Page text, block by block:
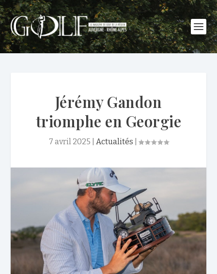
Jérémy Gandon
triomphe en Georgie
7 avril 2025 Actualités